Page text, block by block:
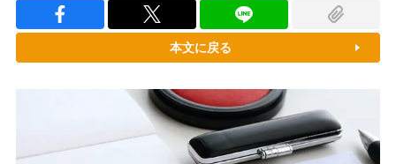
本文に戻る